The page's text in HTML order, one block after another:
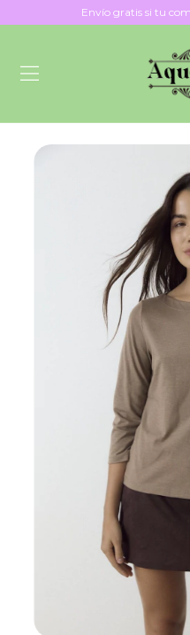
Envío gratis si tu